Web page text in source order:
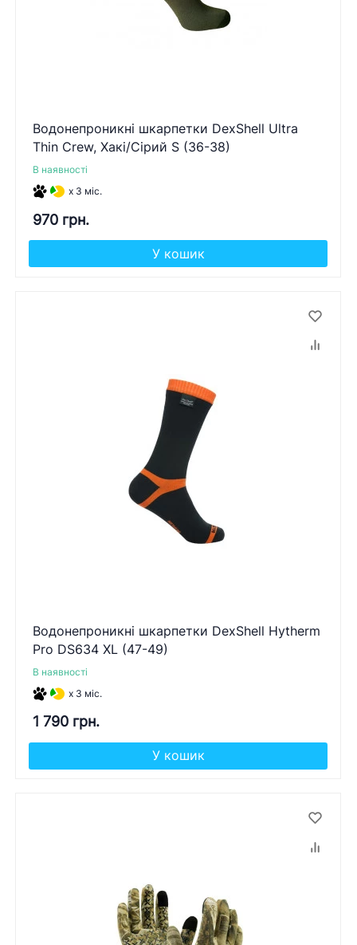
Водонепроникні шкарпетки DexShell Ultra
Thin Crew, Хакі/Сірий S (36-38)
В наявності
x 3 міс.
970 грн.
У кошик
Водонепроникні шкарпетки DexShell Hytherm
Pro DS634 XL (47-49)
В наявності
x 3 міс.
1 790 грн.
У кошик